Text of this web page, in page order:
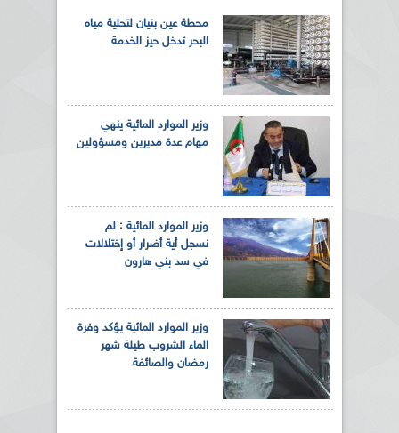
محطة عين بنيان لتحلية مياه
البحر تدخل حيز الخدمة
وزير الموارد المائية ينهي
مهام عدة مديرين ومسؤولين
وزير الموارد المائية : لم
نسجل أية أضرار أو إختلالات
في سد بني هارون
وزير الموارد المائية يؤكد وفرة
الماء الشروب طيلة شهر
رمضان والصائفة